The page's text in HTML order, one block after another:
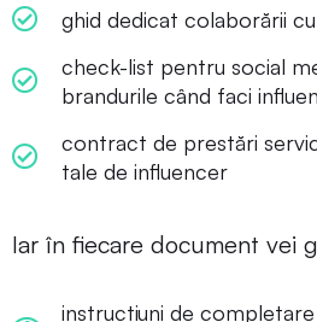
ghid dedicat colaborării
check-list pentru social
brandurile când faci
contract de prestări
tale de influencer
Iar în fiecare document vei
instrucțiuni de